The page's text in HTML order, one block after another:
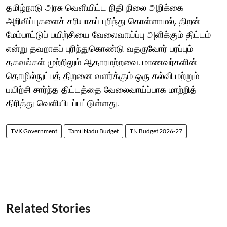
தமிழ்நாடு அரசு வெளியிட்ட நிதி நிலை அறிக்கை
அறிவிப்புகளைச் சரியாகப் புரிந்து கொள்ளாமல், திறன்
மேம்பாட்டுப் பயிற்சியை வேலைவாய்ப்பு அளிக்கும் திட்டம்
என்று தவறாகப் புரிந்துகொண்டு வதருவோர் பரப்பும்
தகவல்கள் முற்றிலும் ஆதாரமற்றவை. மாணவர்களின்
தொழில்நுட்பத் திறனை வளர்க்கும் ஒரு கல்வி மற்றும்
பயிற்சி சார்ந்த திட்டத்தை வேலைவாய்ப்பாக மாற்றித்
திரித்து வெளியிடப்பட்டுள்ளது.
TVK Government Tamil Nadu Budget TN Budget 2026-27
Related Stories